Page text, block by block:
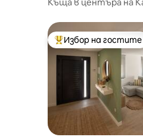
Най-популярен
Избор на гостите